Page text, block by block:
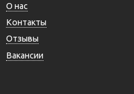
О нас
Контакты
Отзывы
Вакансии